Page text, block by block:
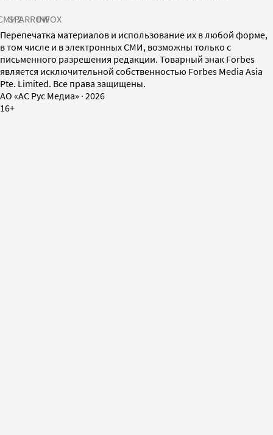
SPARROWINFOX
Перепечатка материалов и использование их в любой форме,
в том числе и в электронных СМИ, возможны только с
письменного разрешения редакции. Товарный знак Forbes
является исключительной собственностью Forbes Media Asia
Pte. Limited. Все права защищены.
AO «АС Рус Медиа» · 2026
16+